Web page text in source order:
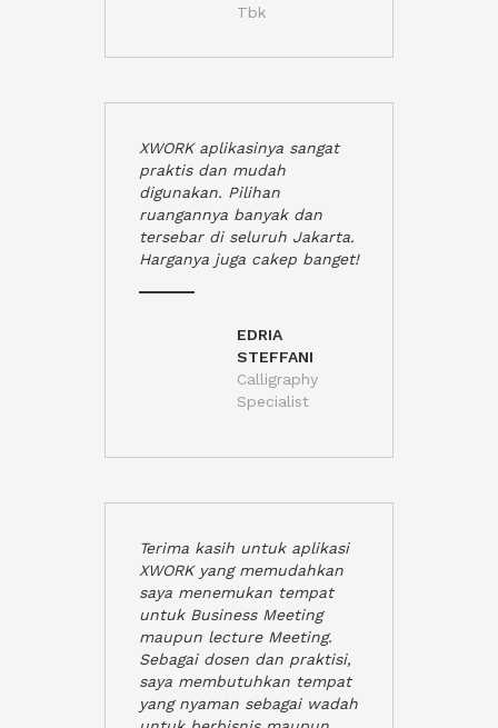
Tbk
XWORK aplikasinya sangat
praktis dan mudah
digunakan. Pilihan
ruangannya banyak dan
tersebar di seluruh Jakarta.
Harganya juga cakep banget!
EDRIA
STEFFANI
Calligraphy
Specialist
Terima kasih untuk aplikasi
XWORK yang memudahkan
saya menemukan tempat
untuk Business Meeting
maupun lecture Meeting.
Sebagai dosen dan praktisi,
saya membutuhkan tempat
yang nyaman sebagai wadah